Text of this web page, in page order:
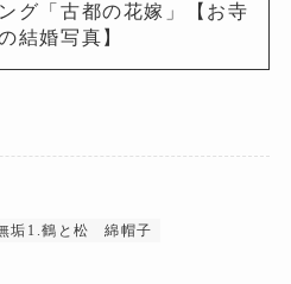
グ「古都の花嫁」【お寺
結婚写真】
垢1.鶴と松
綿帽子